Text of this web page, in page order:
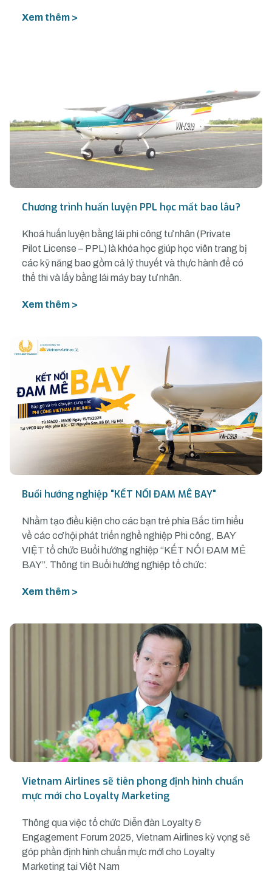
Xem thêm >
Chương trình huấn luyện PPL học mất bao lâu?
Khoá huấn luyện bằng lái phi công tư nhân (Private
Pilot License – PPL) là khóa học giúp học viên trang bị
các kỹ năng bao gồm cả lý thuyết và thực hành để có
thể thi và lấy bằng lái máy bay tư nhân.
Xem thêm >
Buổi hướng nghiệp "KẾT NỐI ĐAM MÊ BAY"
Nhằm tạo điều kiện cho các bạn trẻ phía Bắc tìm hiểu
về các cơ hội phát triển nghề nghiệp Phi công, BAY
VIỆT tổ chức Buổi hướng nghiệp “KẾT NỐI ĐAM MÊ
BAY”. Thông tin Buổi hướng nghiệp tổ chức:
Xem thêm >
Vietnam Airlines sẽ tiên phong định hình chuẩn
mực mới cho Loyalty Marketing
Thông qua việc tổ chức Diễn đàn Loyalty &
Engagement Forum 2025, Vietnam Airlines kỳ vọng sẽ
góp phần định hình chuẩn mực mới cho Loyalty
Marketing tại Việt Nam